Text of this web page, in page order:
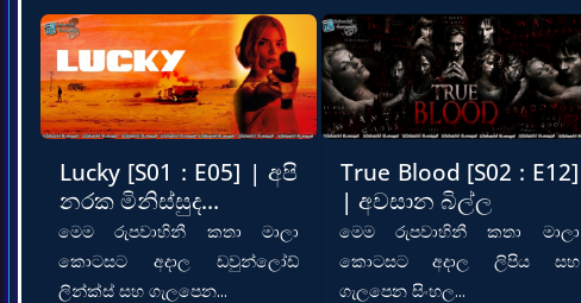
Lucky [S01 : E05] | අපි
නරක මිනිස්සුද…
මෙම රුපවාහිනී කතා මාලා
කොටසට අදාල ඩවුන්ලෝඩ්
ලින්ක්ස් සහ ගැලපෙන...
True Blood [S02 : E12]
| අවසාන බිල්ල
මෙම රුපවාහිනී කතා මාලා
කොටසට අදාල ලිපිය සහ
ගැලපෙන සිංහල...